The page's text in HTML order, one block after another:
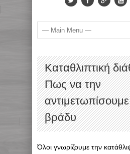
Καταθλιπτική
Πως να την
βράδυ
Όλοι γνωρίζουμε την